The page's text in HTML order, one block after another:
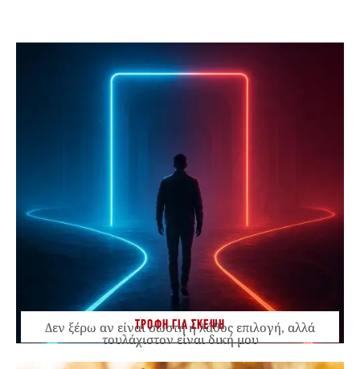
ΤΡΟΦΗ ΓΙΑ ΣΚΕΨΗ
Δεν ξέρω αν είναι σωστή ή λάθος επιλογή, αλλά
τουλάχιστον είναι δική μου